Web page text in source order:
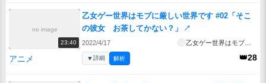
no image
23:40
乙女ゲー世界はモブに厳しい世界です #02「そこ
の彼女 お茶してかない？」
↗
2022/4/17
アニメ 👑28
▼詳細 解析